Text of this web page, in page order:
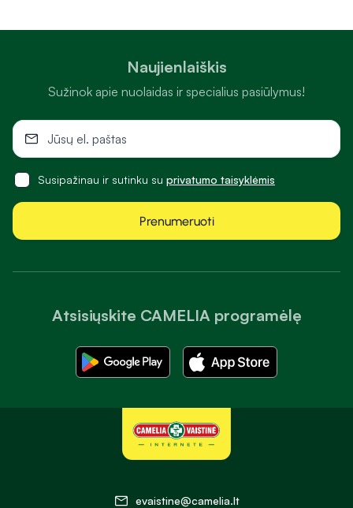
Atsisiųskite CAMELIA programėlę
Naujienlaiškis
Sužinok apie nuolaidas ir specialius pasiūlymus!
Susipažinau ir sutinku su privatumo taisyklėmis
Prenumeruoti
evaistine@camelia.lt